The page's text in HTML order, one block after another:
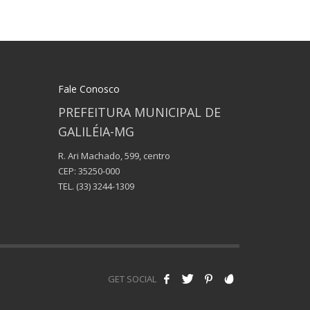
Fale Conosco
PREFEITURA MUNICIPAL DE
GALILÉIA-MG
R. Ari Machado, 599, centro
CEP: 35250-000
TEL. (33) 3244-1309
GET SOCIAL